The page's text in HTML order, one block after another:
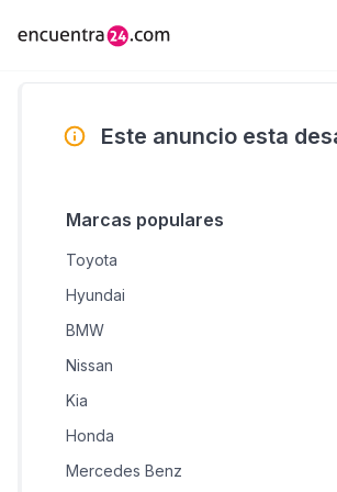
Este anuncio esta
Marcas populares
Toyota
Hyundai
BMW
Nissan
Kia
Honda
Mercedes Benz